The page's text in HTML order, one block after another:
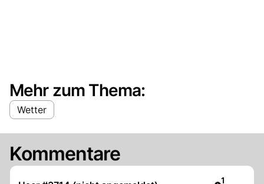
Mehr zum Thema:
Wetter
Kommentare
Artikel
1